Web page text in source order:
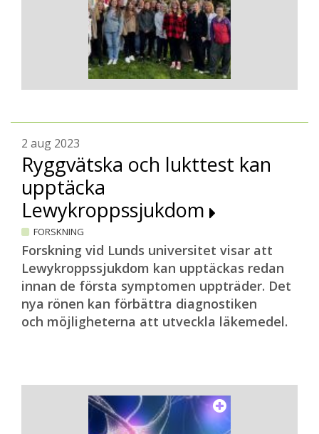
2 aug 2023
Ryggvätska och lukttest kan
upptäcka
Lewykroppssjukdom
FORSKNING
Forskning vid Lunds universitet visar att
Lewykroppssjukdom kan upptäckas redan
innan de första symptomen uppträder. Det
nya rönen kan förbättra diagnostiken
och möjligheterna att utveckla läkemedel.